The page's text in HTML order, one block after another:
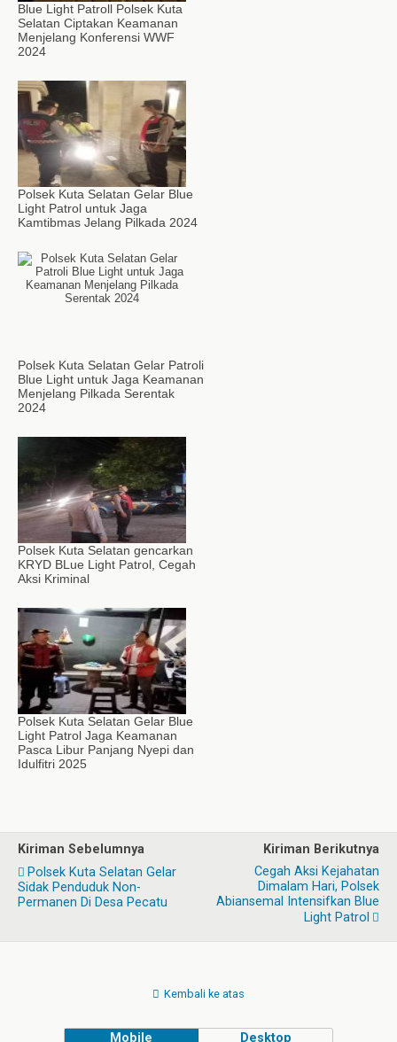
Blue Light Patroll Polsek Kuta
Selatan Ciptakan Keamanan
Menjelang Konferensi WWF
2024
Polsek Kuta Selatan Gelar Blue
Light Patrol untuk Jaga
Kamtibmas Jelang Pilkada 2024
Polsek Kuta Selatan Gelar Patroli
Blue Light untuk Jaga Keamanan
Menjelang Pilkada Serentak
2024
Polsek Kuta Selatan gencarkan
KRYD BLue Light Patrol, Cegah
Aksi Kriminal
Polsek Kuta Selatan Gelar Blue
Light Patrol Jaga Keamanan
Pasca Libur Panjang Nyepi dan
Idulfitri 2025
Kiriman Sebelumnya
Polsek Kuta Selatan Gelar
Sidak Penduduk Non-
Permanen Di Desa Pecatu
Kiriman Berikutnya
Cegah Aksi Kejahatan
Dimalam Hari, Polsek
Abiansemal Intensifkan Blue
Light Patrol
Kembali ke atas
Mobile Desktop